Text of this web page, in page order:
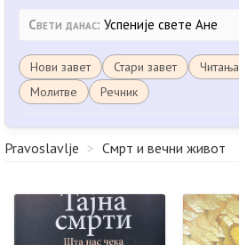
Свети данас: Успеније свете Ане
Нови завет Стари завет Читања
Молитве
Речник
Pravoslavlje > Смрт и вечни живот